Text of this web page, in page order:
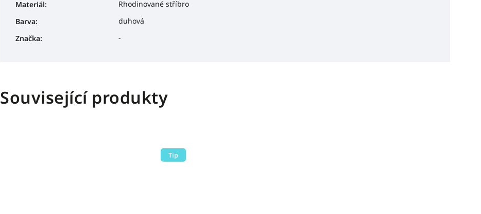
Materiál:
Rhodinované stříbro
Barva:
duhová
Značka: -
Související produkty
Tip